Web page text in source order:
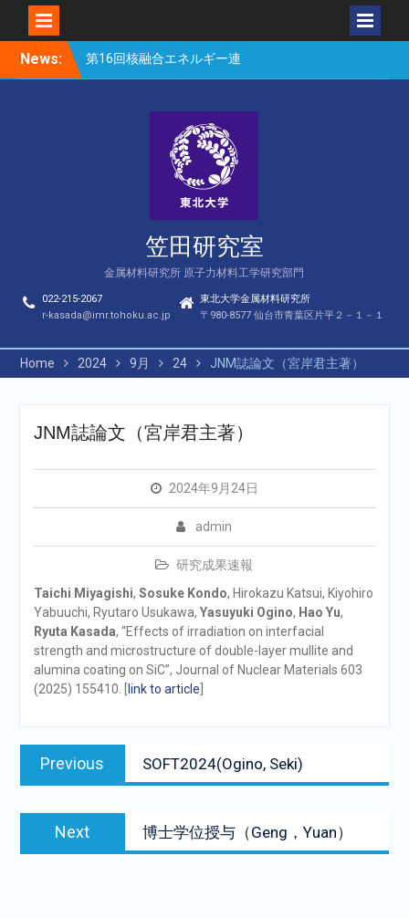
News:
第16回核融合エネルギー連
合講演会（笠田、Park、
村、Lee、He、Bae）
楽しい理科のはなし（仙台
市立松森小学校）
第16回核融合エネルギー連
合講演会若手優秀発表賞
笠田研究室
金属材料研究所 原子力材料工学研究部門
022-215-2067
r-kasada@imr.tohoku.ac.jp
東北大学金属材料研究所
〒980-8577 仙台市青葉区片平２－１－１
Home 2024 9月 24 JNM誌論文（宮岸君主著）
JNM誌論文（宮岸君主著）
2024年9月24日
admin
研究成果速報
Taichi Miyagishi, Sosuke Kondo, Hirokazu Katsui, Kiyohiro
Yabuuchi, Ryutaro Usukawa, Yasuyuki Ogino, Hao Yu,
Ryuta Kasada, “Effects of irradiation on interfacial
strength and microstructure of double-layer mullite and
alumina coating on SiC”, Journal of Nuclear Materials 603
(2025) 155410. [
link to article
投
ゲ
Previous
post:
SOFT2024(Ogino, Seki)
Next
Next
post:
博士学位授与（Geng，Yuan）